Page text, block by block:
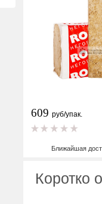
609 руб/упак.
Ближайшая
Коротко